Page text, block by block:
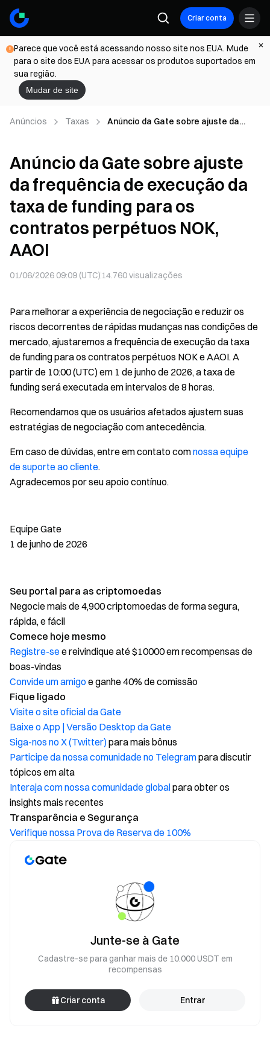
Criar conta
Parece que você está acessando nosso site nos EUA. Mude
para o site dos EUA para acessar os produtos suportados em
sua região.
Mudar de site
Anúncios Taxas
Anúncio da Gate sobre ajuste da
NOK, AAOI
Anúncio da Gate sobre ajuste
da frequência de execução da
taxa de funding para os
contratos perpétuos NOK,
AAOI
01/06/2026 09:09 (UTC) 14.760visualizações
Para melhorar a experiência de negociação e reduzir os
riscos decorrentes de rápidas mudanças nas condições de
mercado, ajustaremos a frequência de execução da taxa
de funding para os contratos perpétuos NOK e AAOI. A
partir de 10:00 (UTC) em 1 de junho de 2026, a taxa de
funding será executada em intervalos de 8 horas.
Recomendamos que os usuários afetados ajustem suas
estratégias de negociação com antecedência.
Em caso de dúvidas, entre em contato comnossa equipe
de suporte ao cliente.
Agradecemos por seu apoio contínuo.
Equipe Gate
1 de junho de 2026
Seu portal para as criptomoedas
Negocie mais de 4,900 criptomoedas de forma segura,
rápida, e fácil
Comece hoje mesmo
Registre-see reivindique até $10000 em recompensas de
boas-vindas
Convide um amigo e ganhe 40% de comissão
Fique ligado
Visite o site oficial da Gate
Baixe o App | Versão Desktop da Gate
Siga-nos no X (Twitter)para mais bônus
Participe da nossa comunidade no Telegrampara discutir
tópicos em alta
Interaja com nossa comunidade globalpara obter os
insights mais recentes
Transparência e Segurança
Verifique nossa Prova de Reserva de 100%
Junte-se à Gate
Cadastre-se para ganhar mais de 10.000 USDT em
recompensas
Criar conta Entrar